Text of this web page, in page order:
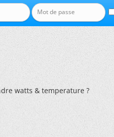
watts & temperature ?